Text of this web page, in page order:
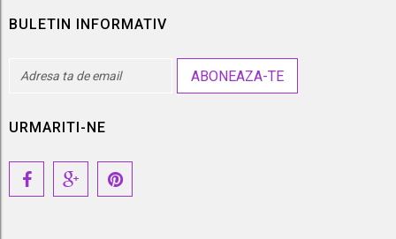
BULETIN INFORMATIV
ABONEAZA-TE
URMARITI-NE